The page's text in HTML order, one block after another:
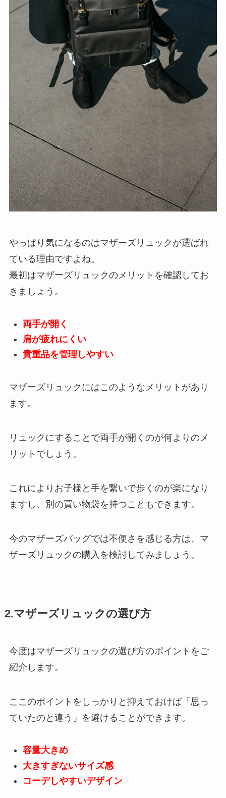
やっぱり気になるのはマザーズリュックが選ばれ
ている理由ですよね。
最初はマザーズリュックのメリットを確認してお
きましょう。
両手が開く
肩が疲れにくい
貴重品を管理しやすい
マザーズリュックにはこのようなメリットがあり
ます。
リュックにすることで両手が開くのが何よりのメ
リットでしょう。
これによりお子様と手を繋いで歩くのが楽になり
ますし、別の買い物袋を持つこともできます。
今のマザーズバッグでは不便さを感じる方は、マ
ザーズリュックの購入を検討してみましょう。
2.マザーズリュックの選び方
今度はマザーズリュックの選び方のポイントをご
紹介します。
ここのポイントをしっかりと抑えておけば「思っ
ていたのと違う」を避けることができます。
容量大きめ
大きすぎないサイズ感
コーデしやすいデザイン